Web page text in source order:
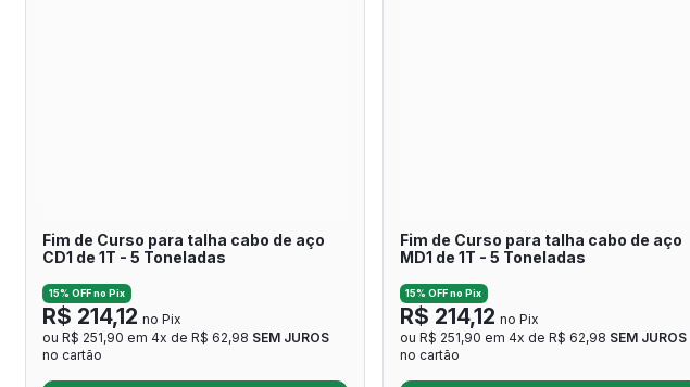
Fim de Curso para talha cabo de aço
CD1 de 1T - 5 Toneladas
15% OFF no Pix
R$ 214,12 no Pix
ou R$ 251,90 em 4x de R$ 62,98 SEM JUROS
no cartão
Fim de Curso para talha cabo de aço
MD1 de 1T - 5 Toneladas
15% OFF no Pix
R$ 214,12 no Pix
ou R$ 251,90 em 4x de R$ 62,98 SEM JUROS
no cartão